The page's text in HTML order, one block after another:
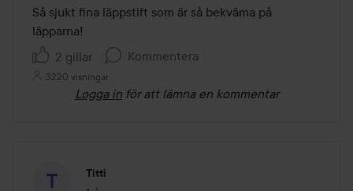
av
5
Så sjukt fina läppstift som är så bekväma på
läpparna!
2 gillar
Kommentera
3220 visningar
Logga in för att lämna en kommentar
Titti